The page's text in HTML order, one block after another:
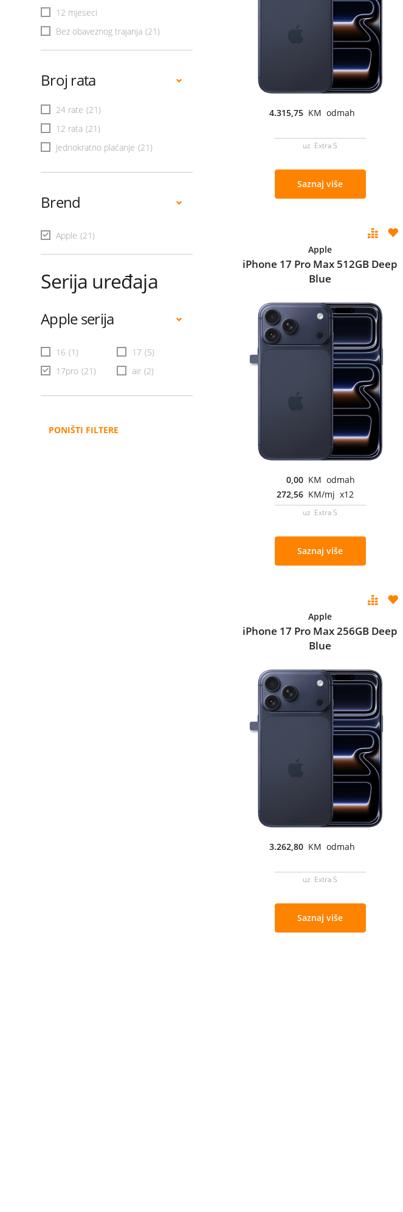
12 mjeseci
Bez obaveznog trajanja (21)
Broj rata
24 rate (21)
12 rata (21)
Jednokratno plaćanje (21)
Brend
Apple (21)
Serija uređaja
Apple serija
16 (1) 17 (5)
17pro (21) air (2)
PONIŠTI FILTERE
4.315,75 KM odmah
uz Extra S
Saznaj više
Apple
iPhone 17 Pro Max 512GB Deep
Blue
0,00 KM odmah
272,56 KM/mj x12
uz Extra S
Saznaj više
Apple
iPhone 17 Pro Max 256GB Deep
Blue
3.262,80 KM odmah
uz Extra S
Saznaj više